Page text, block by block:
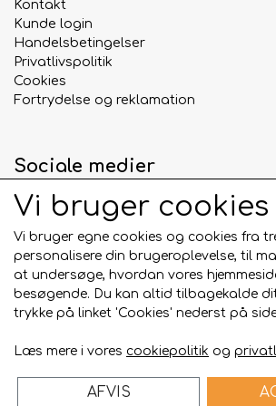
Kontakt
Kunde login
Handelsbetingelser
Privatlivspolitik
Cookies
Fortrydelse og reklamation
Sociale medier
Betalingskort
Vi bruger cookies
Vi bruger egne cookies og cookies fra
personalisere din brugeroplevelse, til
at undersøge, hvordan vores
besøgende. Du kan altid tilbagekalde
trykke på linket 'Cookies' nederst på
Læs mere i vores cookiepolitik og
AFVIS